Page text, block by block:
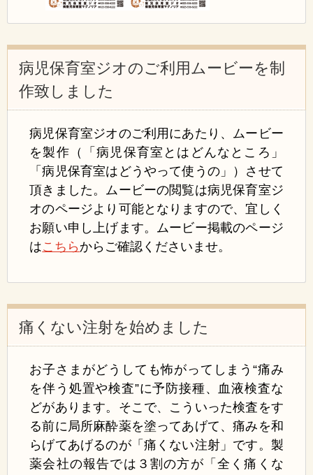
病児保育室ジオのご利用ムービーを制
作致しました
病児保育室ジオのご利用にあたり、ムービー
を製作（「病児保育室とはどんなところ」
「病児保育室はどうやって使うの」）させて
頂きました。ムービーの閲覧は病児保育室ジ
オのページより可能となりますので、宜しく
お願い申し上げます。ムービー掲載のページ
はこちらからご確認くださいませ。
痛くない注射を始めました
お子さまがどうしても怖がってしまう“痛み
を伴う 処置や検査”に予防接種、 血液検査な
どがあります。 そこで、こういった検査をす
る前に局所麻酔薬を塗ってあげて、痛みを和
らげてあげるのが「痛くない注射」 です。製
薬会社の報告では３割の方が 「全く痛くな